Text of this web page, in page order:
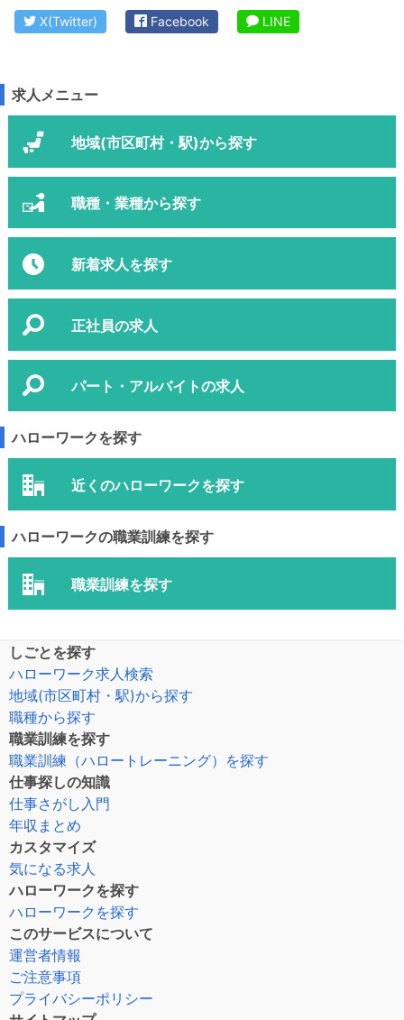
X(Twitter) Facebook LINE
求人メニュー
地域(市区町村・駅)から探す
職種・業種から探す
新着求人を探す
正社員の求人
パート・アルバイトの求人
ハローワークを探す
近くのハローワークを探す
ハローワークの職業訓練を探す
職業訓練を探す
しごとを探す
ハローワーク求人検索
地域(市区町村・駅)から探す
職種から探す
職業訓練を探す
職業訓練（ハロートレーニング）を探す
仕事探しの知識
仕事さがし入門
年収まとめ
カスタマイズ
気になる求人
ハローワークを探す
ハローワークを探す
このサービスについて
運営者情報
ご注意事項
プライバシーポリシー